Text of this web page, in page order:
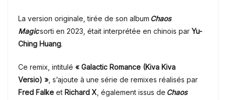
La version originale, tirée de son album Chaos
Magicsorti en 2023, était interprétée en chinois par Yu-
Ching Huang.
Ce remix, intitulé « Galactic Romance (Kiva Kiva
Versio) » , s’ajoute à une série de remixes réalisés par
Fred Falke et Richard X , également issus de Chaos